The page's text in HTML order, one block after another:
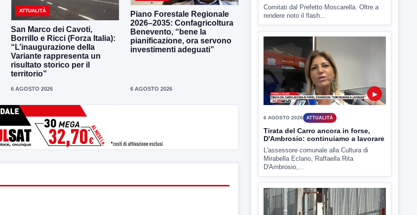
ATTUALITÀ
San Marco dei Cavoti,
Borrillo e Ricci (Forza Italia):
“L’inaugurazione della
Variante rappresenta un
risultato storico per il
territorio”
6 AGOSTO 2026
Piano Forestale Regionale
2026–2035: Confagricoltura
Benevento, “bene la
pianificazione, ora servono
investimenti adeguati”
6 AGOSTO 2026
6 AGOSTO 2026 ATTUALITÀ
Tirata del Carro ancora in forse,
D'Ambrosio: continuiamo a lavorare
L'assessore comunale alla Cultura di
Mirabella Eclano, Raffaella Rita
D'Ambrosio,...
6 AGOSTO 2026
Hanon- Evo, i lavoratori dicono si al
piano industriale
Sulla vicenda Hanon e il piano industriale
e' intervenuto anche...